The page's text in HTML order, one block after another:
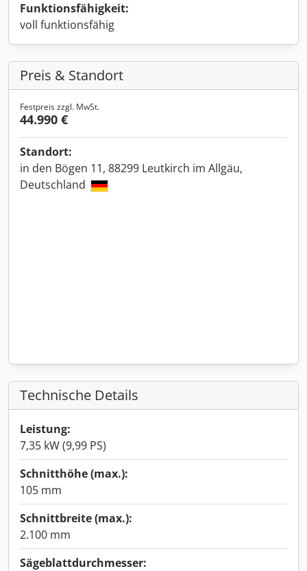
Funktionsfähigkeit:
voll funktionsfähig
Preis & Standort
Festpreis zzgl. MwSt.
44.990 €
Standort:
in den Bögen 11, 88299 Leutkirch im Allgäu,
Deutschland
Technische Details
Leistung:
7,35 kW (9,99 PS)
Schnitthöhe (max.):
105 mm
Schnittbreite (max.):
2.100 mm
Sägeblattdurchmesser: